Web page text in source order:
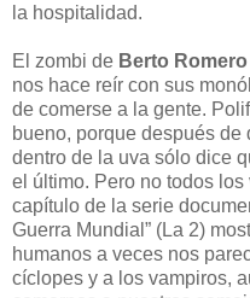
la hospitalidad.
El zombi de Berto Romero
nos hace reír con sus
de comerse a la gente.
bueno, porque después
dentro de la uva sólo dice
el último. Pero no todos
capítulo de la serie
Guerra Mundial” (La 2)
humanos a veces nos
cíclopes y a los vampiros,